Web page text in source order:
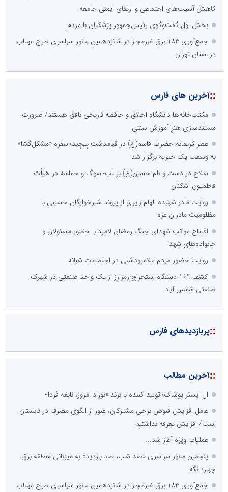
کاهش آسیب‌های اجتماعی و ارتقای ایمنی جامعه
بخش اول گفت‌وگوی رئیس‌جمهور پزشکیان با مردم
جمع‌آوری 183 برق غیرمجاز در شانزدهمین مانور سراسری طرح مهتاب
در استان تهران
::آخرین های فارس
مکتب‌خانه‌ها دانشگاهِ اخلاق و حافظه تاریخی بافق هستند/ ضرورت
مستندسازی هنرِ آموزش سنتی
عطر کریمانه حضرت قاسم(ع) در قیامدشت پیچید؛ سفره «مشکل‌گشا»
به وسعت یک خیریه برگزار شد
سلاح در دست و نام حسین(ع) بر لب؛ سوگ و حماسه در هیأت
فاطمیون اشکنان
روایت مادر شهیده الهام زایری از پیوند شیرخوارگان حسینی با
مظلومیت مادران غزه
افتتاح موکب شهدای جنگ رمضان لامرد با حضور مسئولان و
خانواده‌های شهدا
روایت حضور مردم علامرودشتی در اجتماعات شبانه
کشف 169 دستگاه استخراج رمزارز از یک واحد صنعتی در شهرک
صنعتی شمس آباد
::پربازدیدهای فارس
::آخرین مطالب
ال ایستر پوشاک؛ تولید کننده با برند «نوزاد امروز، نابغه فردا»
عامل افزایش قبوض برخی مشترکان، عبور از الگوی مصرف در تابستان
است/ افزایش تعرفه نداشتیم
عملیات ویژه آغاز شد...
پنجمین مانور سراسری «صد شب، صد بازدید» به میزبانی منطقه برق
چهاردانگه
جمع‌آوری 183 برق غیرمجاز در شانزدهمین مانور سراسری طرح مهتاب